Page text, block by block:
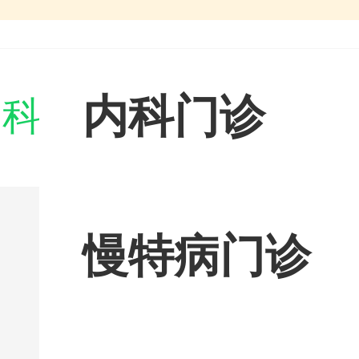
室 
内科门诊
慢特病门诊